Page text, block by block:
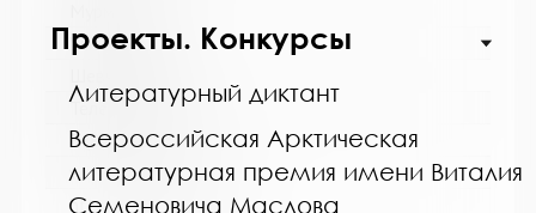
Проекты. Конкурсы
Литературный диктант
Всероссийская Арктическая
литературная премия имени Виталия
Семеновича Маслова
Улица, дом:
Телефон:
8 (8152) 53-83-46
www:
http://blind-library.ru/